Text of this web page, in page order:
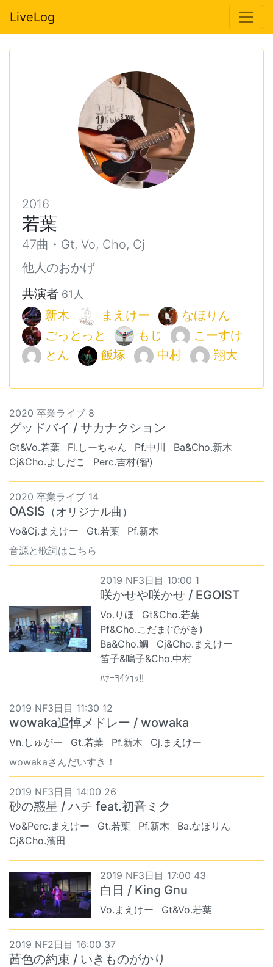
LiveLog
2016
若葉
47曲・Gt, Vo, Cho, Cj
他人のおかげ
共演者 61人
新木 まえけー
なほりん
ごっとっと
もじ
こーすけ
とん
飯塚 中村 翔大
2020 卒業ライブ 8
グッドバイ / サカナクション
Gt&Vo.若葉 Fl.しーちゃん Pf.中川
Ba&Cho.新木
Cj&Cho.よしだこ
Perc.吉村(智)
2020 卒業ライブ 14
OASIS （オリジナル曲）
Vo&Cj.まえけー Gt.若葉
Pf.新木
音源と歌詞はこちら
2019 NF3日目 10:00 1
咲かせや咲かせ / EGOIST
Vo.りほ
Gt&Cho.若葉
Pf&Cho.こだま(でがき)
Ba&Cho.鯛
Cj&Cho.まえけー
笛子&鳴子&Cho.中村
ﾊｧｰﾖｲｼｮｯ!!
2019 NF3日目 11:30 12
wowaka追悼メドレー / wowaka
Vn.しゅがー Gt.若葉 Pf.新木
Cj.まえけー
wowakaさんだいすき！
2019 NF3日目 14:00 26
砂の惑星 / ハチ feat.初音ミク
Vo&Perc.まえけー Gt.若葉 Pf.新木
Ba.なほりん
Cj&Cho.濱田
2019 NF3日目 17:00 43
白日 / King Gnu
Vo.まえけー Gt&Vo.若葉
2019 NF2日目 16:00 37
茜色の約束 / いきものがかり